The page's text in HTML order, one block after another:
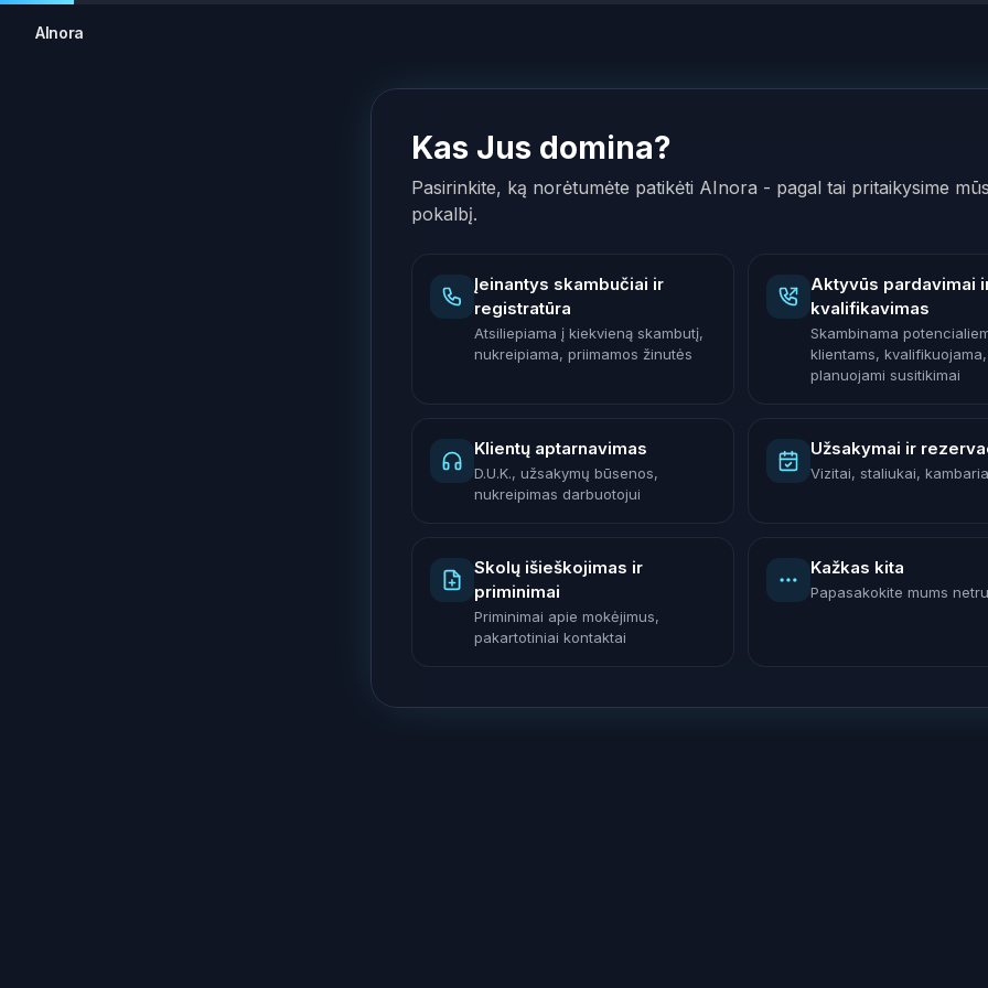
AInora
Kas Jus domina?
Pasirinkite, ką norėtumėte patikėti AInora - pagal tai pritaikysime
pokalbį.
Įeinantys skambučiai ir
registratūra
Atsiliepiama į kiekvieną skambutį,
nukreipiama, priimamos žinutės
Aktyvūs pardavimai
kvalifikavimas
Skambinama
klientams, kvalifikuojama,
planuojami susitikimai
Klientų aptarnavimas
D.U.K., užsakymų būsenos,
nukreipimas darbuotojui
Užsakymai ir
Vizitai, staliukai,
Skolų išieškojimas ir
priminimai
Priminimai apie mokėjimus,
pakartotiniai kontaktai
Kažkas kita
Papasakokite mums